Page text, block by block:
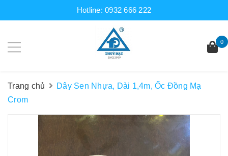
Hotline:0932 666 222
0
Trang chủ
Dây Sen Nhựa, Dài 1,4m, Ốc Đồng Mạ
Crom